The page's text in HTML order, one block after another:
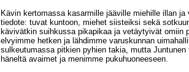
Kävin kertomassa kasarmille jääville miehille illan
tiedote: tuvat kuntoon, miehet siisteiksi sekä
kävivätkin suihkussa pikapikaa ja vetäytyivät omiin
elvyimme hetken ja lähdimme varuskunnan
sulkeutumassa pitkien pyhien takia, mutta
häneltä avaimet ja menimme pukuhuoneeseen.